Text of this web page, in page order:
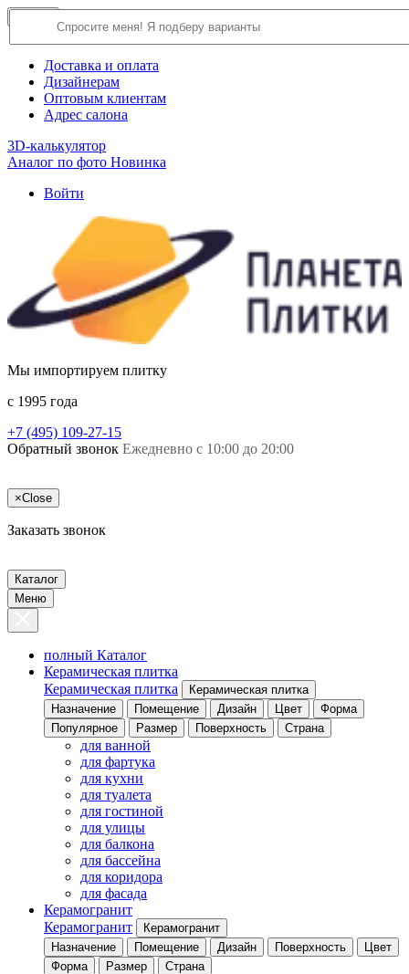
О компании
Доставка и оплата
Дизайнерам
Оптовым клиентам
Адрес салона
3D-калькулятор
Аналог по фото Новинка
Войти
Мы импортируем плитку
c 1995 года
+7 (495) 109-27-15
Обратный звонок Ежедневно с 10:00 до 20:00
×Close
Заказать звонок
Каталог
Меню
полный Каталог
Керамическая плитка
Керамическая плитка
Керамическая плитка
Назначение
Помещение Дизайн Цвет
Форма
Популярное
Размер Поверхность Страна
для ванной
для фартука
для кухни
для туалета
для гостиной
для улицы
для балкона
для бассейна
для коридора
для фасада
Керамогранит
Керамогранит
Керамогранит
Назначение
Помещение Дизайн Поверхность
Цвет
Форма
Размер Страна